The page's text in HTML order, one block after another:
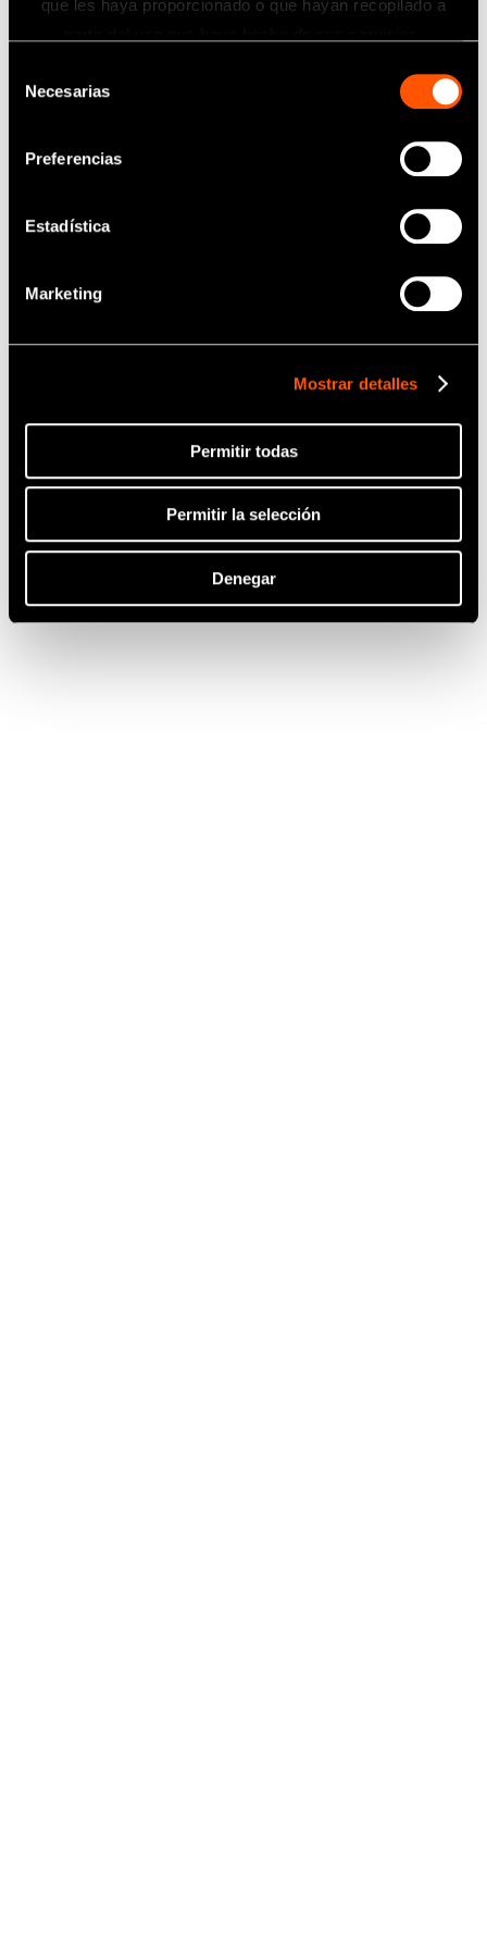
que les haya proporcionado o que hayan recopilado a
Necesarias
Preferencias
Estadística
Marketing
Mostrar detalles
Permitir todas
Permitir la selección
Denegar